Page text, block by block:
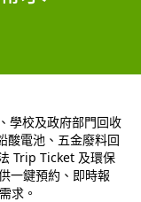
學校及政府部門回收
酸電池、五金廢料回
Trip Ticket 及環保
一鍵預約、即時報
求。